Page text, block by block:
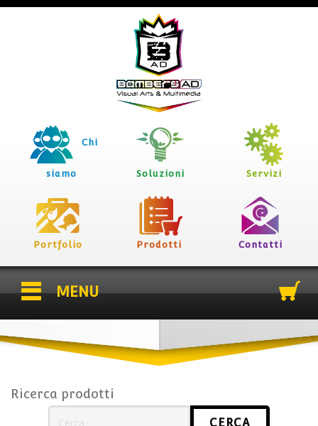
Chi
siamo Soluzioni Servizi
Portfolio Prodotti Contatti
MENU
Ricerca prodotti